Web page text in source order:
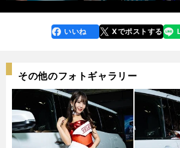
faceboo
k
いいね Xでポストする
line
その他のフォトギャラリー